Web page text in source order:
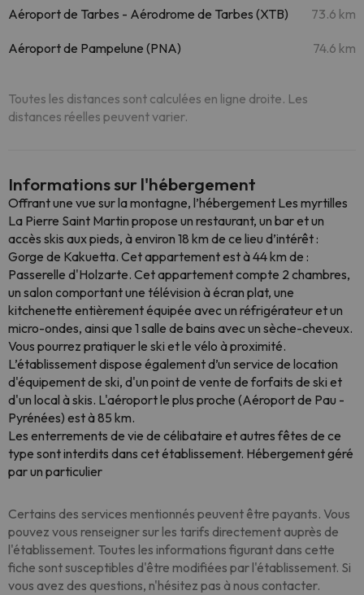
Aéroport de Tarbes - Aérodrome de Tarbes (XTB) 73.6 km
Aéroport de Pampelune (PNA) 74.6 km
Toutes les distances sont calculées en ligne droite. Les
distances réelles peuvent varier.
Informations sur l'hébergement
Offrant une vue sur la montagne, l’hébergement Les myrtilles
La Pierre Saint Martin propose un restaurant, un bar et un
accès skis aux pieds, à environ 18 km de ce lieu d’intérêt :
Gorge de Kakuetta. Cet appartement est à 44 km de :
Passerelle d'Holzarte. Cet appartement compte 2 chambres,
un salon comportant une télévision à écran plat, une
kitchenette entièrement équipée avec un réfrigérateur et un
micro-ondes, ainsi que 1 salle de bains avec un sèche-cheveux.
Vous pourrez pratiquer le ski et le vélo à proximité.
L’établissement dispose également d’un service de location
d'équipement de ski, d'un point de vente de forfaits de ski et
d'un local à skis. L'aéroport le plus proche (Aéroport de Pau -
Pyrénées) est à 85 km.
Les enterrements de vie de célibataire et autres fêtes de ce
type sont interdits dans cet établissement. Hébergement géré
par un particulier
Certains des services mentionnés peuvent être payants. Vous
pouvez vous renseigner sur les tarifs directement auprès de
l'établissement. Toutes les informations figurant dans cette
fiche sont susceptibles d'être modifiées par l'établissement. Si
vous avez des questions, n'hésitez pas à nous contacter.